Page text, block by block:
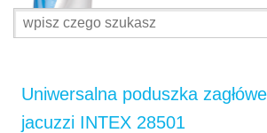
Uniwersalna poduszka
jacuzzi INTEX 28501